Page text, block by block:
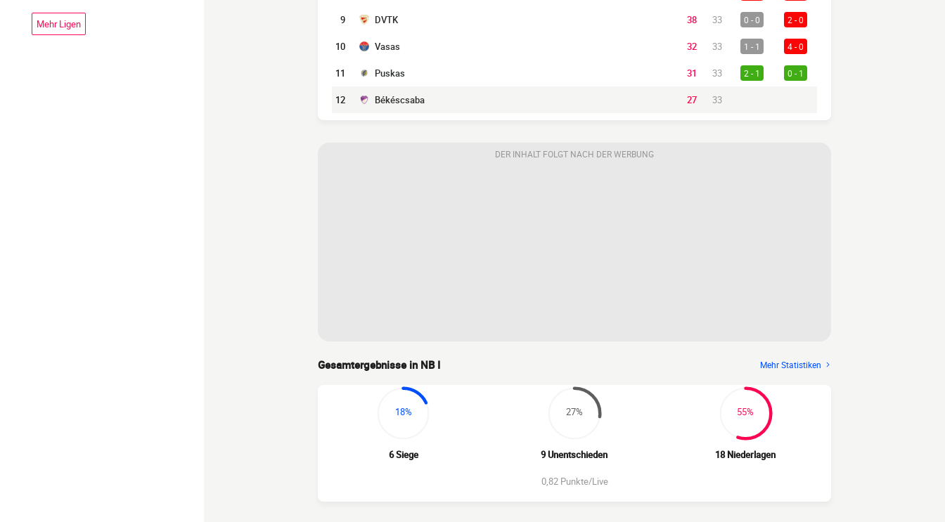
Mehr Ligen 9 DVTK 38 33 0 - 0 2 - 0
10 Vasas 32 33 1 - 1 4 - 0
11 Puskas 31 33 2 - 1 0 - 1
12 Békéscsaba 27 33
DER INHALT FOLGT NACH DER WERBUNG
Gesamtergebnisse in NB I Mehr Statistiken
18%
6 Siege
27%
9 Unentschieden
55%
18 Niederlagen
0,82 Punkte/Live